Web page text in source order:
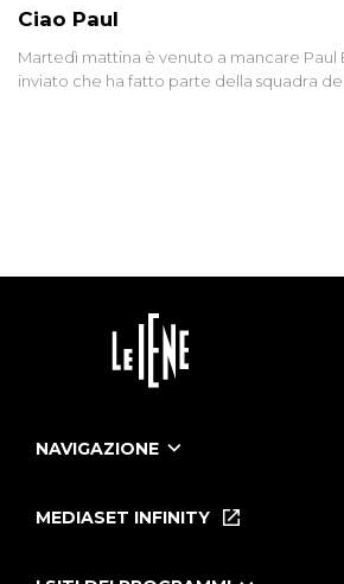
Ciao Paul
Martedì mattina è venuto a mancare Paul
inviato che ha fatto parte della squadra de
NAVIGAZIONE
Le Iene Presentano Inside
MEDIASET INFINITY